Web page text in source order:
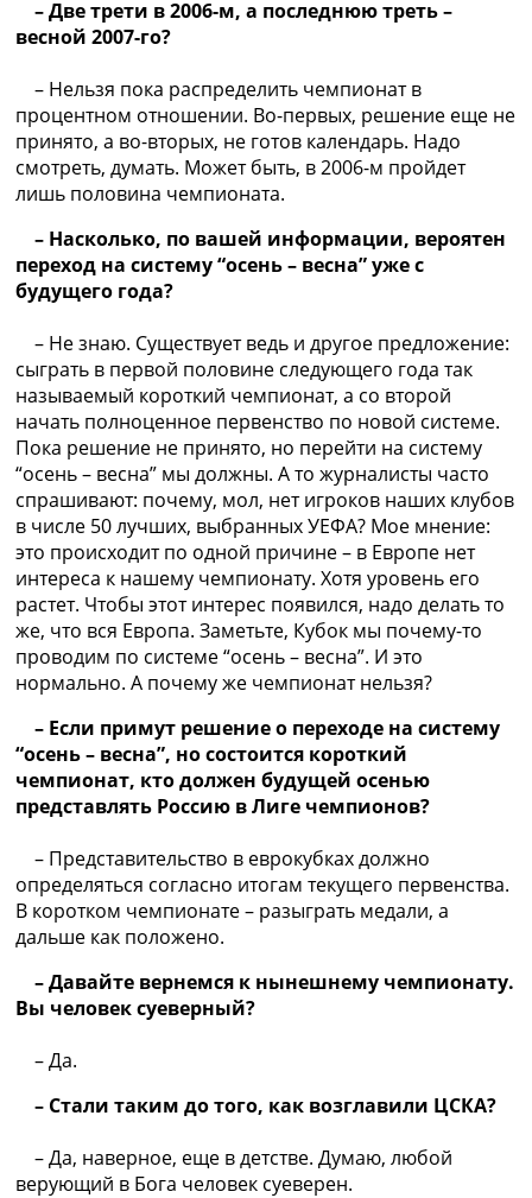
– Две трети в 2006-м, а последнюю треть –
весной 2007-го?
– Нельзя пока распределить чемпионат в
процентном отношении. Во-первых, решение еще не
принято, а во-вторых, не готов календарь. Надо
смотреть, думать. Может быть, в 2006-м пройдет
лишь половина чемпионата.
– Насколько, по вашей информации, вероятен
переход на систему “осень – весна” уже с
будущего года?
– Не знаю. Существует ведь и другое предложение:
сыграть в первой половине следующего года так
называемый короткий чемпионат, а со второй
начать полноценное первенство по новой системе.
Пока решение не принято, но перейти на систему
“осень – весна” мы должны. А то журналисты часто
спрашивают: почему, мол, нет игроков наших клубов
в числе 50 лучших, выбранных УЕФА? Мое мнение:
это происходит по одной причине – в Европе нет
интереса к нашему чемпионату. Хотя уровень его
растет. Чтобы этот интерес появился, надо делать то
же, что вся Европа. Заметьте, Кубок мы почему-то
проводим по системе “осень – весна”. И это
нормально. А почему же чемпионат нельзя?
– Если примут решение о переходе на систему
“осень – весна”, но состоится короткий
чемпионат, кто должен будущей осенью
представлять Россию в Лиге чемпионов?
– Представительство в еврокубках должно
определяться согласно итогам текущего первенства.
В коротком чемпионате – разыграть медали, а
дальше как положено.
– Давайте вернемся к нынешнему чемпионату.
Вы человек суеверный?
– Да.
– Стали таким до того, как возглавили ЦСКА?
– Да, наверное, еще в детстве. Думаю, любой
верующий в Бога человек суеверен.